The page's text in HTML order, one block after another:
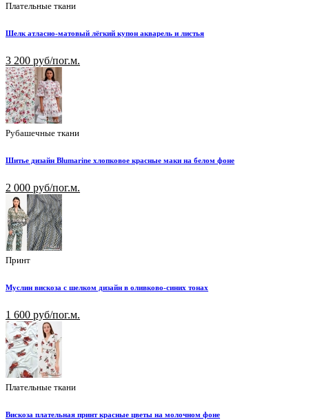
Плательные ткани
Шелк атласно-матовый лёгкий купон акварель и листья
3 200 руб/пог.м.
Рубашечные ткани
Шитье дизайн Blumarine хлопковое красные маки на белом фоне
2 000 руб/пог.м.
Принт
Муслин вискоза с шелком дизайн в оливково-синих тонах
1 600 руб/пог.м.
Плательные ткани
Вискоза плательная принт красные цветы на молочном фоне